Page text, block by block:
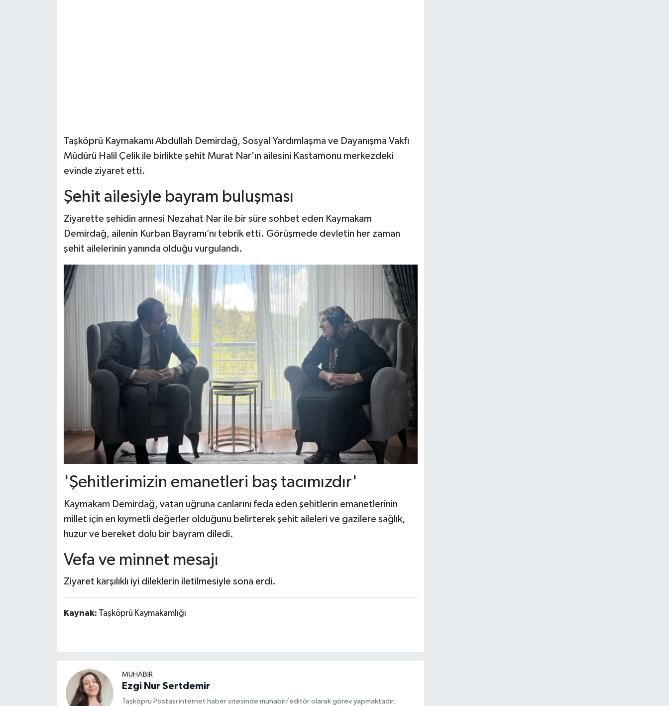
Taşköprü Kaymakamı Abdullah Demirdağ, Sosyal Yardımlaşma ve Dayanışma Vakfı
Müdürü Halil Çelik ile birlikte şehit Murat Nar’ın ailesini Kastamonu merkezdeki
evinde ziyaret etti.
Şehit ailesiyle bayram buluşması
Ziyarette şehidin annesi Nezahat Nar ile bir süre sohbet eden Kaymakam
Demirdağ, ailenin Kurban Bayramı’nı tebrik etti. Görüşmede devletin her zaman
şehit ailelerinin yanında olduğu vurgulandı.
'Şehitlerimizin emanetleri baş tacımızdır'
Kaymakam Demirdağ, vatan uğruna canlarını feda eden şehitlerin emanetlerinin
millet için en kıymetli değerler olduğunu belirterek şehit aileleri ve gazilere sağlık,
huzur ve bereket dolu bir bayram diledi.
Vefa ve minnet mesajı
Ziyaret karşılıklı iyi dileklerin iletilmesiyle sona erdi.
Kaynak: Taşköprü Kaymakamlığı
MUHABİR
Ezgi Nur Sertdemir
Taşköprü Postası internet haber sitesinde muhabir/editör olarak görev yapmaktadır.
Ulusal Haberler
Teknoloji Haberleri
Siyaset Haberleri
Dünya Haberleri
Yerel Haberler
Haber Arşivi